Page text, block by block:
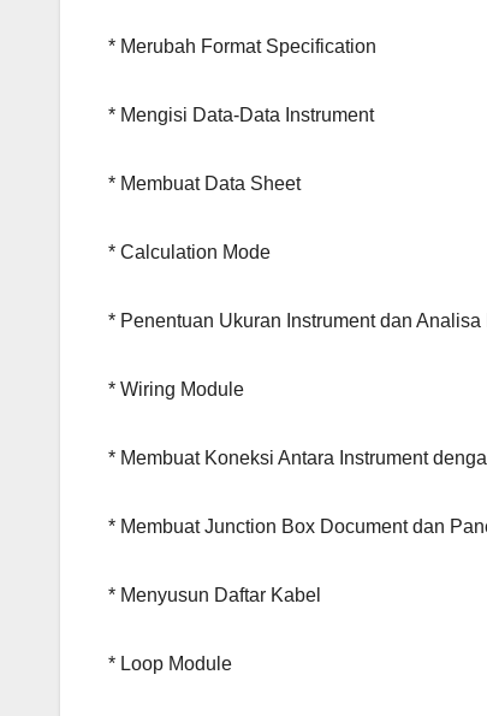
* Merubah Format Specification
* Mengisi Data-Data Instrument
* Membuat Data Sheet
* Calculation Mode
* Penentuan Ukuran Instrument dan Analisa
* Wiring Module
* Membuat Koneksi Antara Instrument
* Membuat Junction Box Document dan
* Menyusun Daftar Kabel
* Loop Module